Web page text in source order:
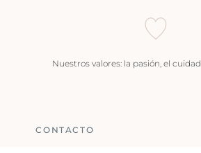
Nuestros valores: la pasión, el
CONTACTO